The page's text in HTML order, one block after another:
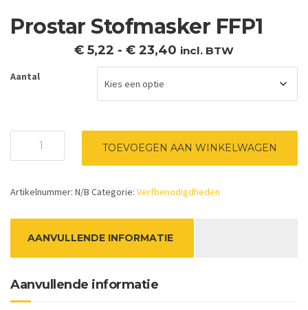
Prostar Stofmasker FFP1
€ 5,22 - € 23,40 Prijsklasse:
€ 5,22
€ 23,40
incl. BTW
Aantal
Stofmasker
TOEVOEGEN AAN WINKELWAGEN
Artikelnummer: N/B Categorie: Verfbenodigdheden
AANVULLENDE INFORMATIE
Aanvullende informatie